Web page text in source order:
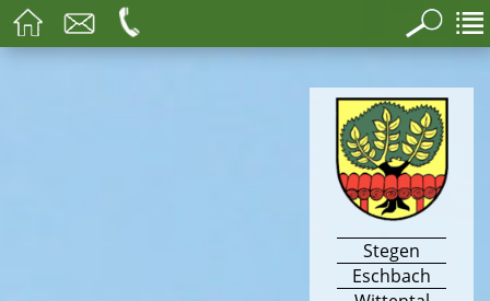
Stegen
Eschbach